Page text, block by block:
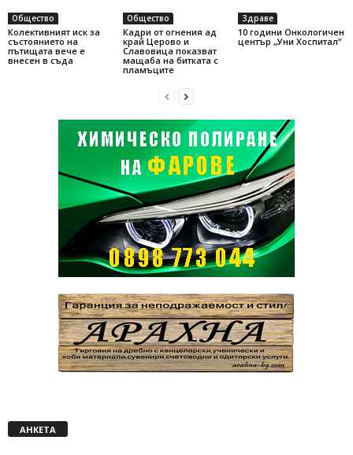
Общество
Колективният иск за
състоянието на
пътищата вече е
внесен в съда
Общество
Кадри от огнения ад
край Церово и
Славовица показват
мащаба на битката с
пламъците
Здраве
10 години Онкологичен
център „Уни Хоспитал“
АНКЕТА